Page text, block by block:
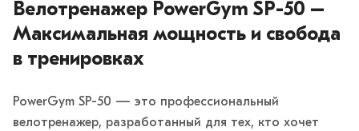
Велотренажер PowerGym SP-50 –
Максимальная мощность и свобода
в тренировках
PowerGym SP-50 — это профессиональный
велотренажер, разработанный для тех, кто хочет